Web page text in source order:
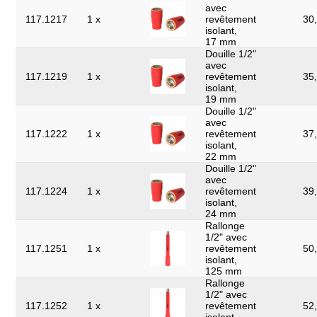
117.1217 1 x
avec
revêtement
isolant,
17 mm
117.1219 1 x
Douille 1/2"
avec
revêtement
isolant,
19 mm
117.1222 1 x
Douille 1/2"
avec
revêtement
isolant,
22 mm
117.1224 1 x
Douille 1/2"
avec
revêtement
isolant,
24 mm
117.1251 1 x
Rallonge
1/2" avec
revêtement
isolant,
125 mm
117.1252 1 x
Rallonge
1/2" avec
revêtement